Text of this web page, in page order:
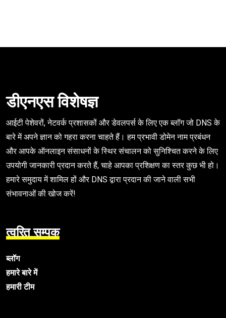
डीएनएस विशेषज्ञ
आईटी पेशेवरों, नेटवर्क प्रशासकों और डेवलपर्स के लिए एक ब्लॉग जो DNS के
बारे में अपने ज्ञान को गहरा करना चाहते हैं। हम प्रभावी डोमेन नाम प्रबंधन
और आपके ऑनलाइन संसाधनों के स्थिर संचालन को सुनिश्चित करने के लिए
उपयोगी जानकारी प्रदान करते हैं, चाहे आपका प्रशिक्षण का स्तर कुछ भी हो।
हमारे समुदाय में शामिल हों और DNS द्वारा प्रदान की जाने वाली सभी
संभावनाओं की खोज करें!
त्वरित सम्पक
ब्लॉग
हमारे बारे में
हमारी टीम